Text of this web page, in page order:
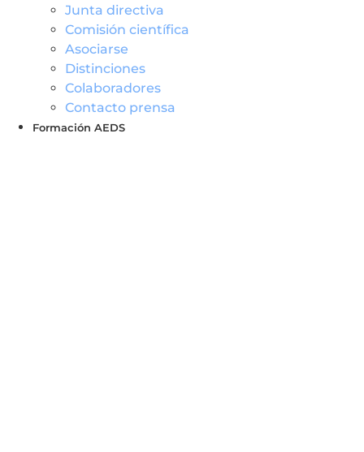
Junta directiva
Comisión científica
Asociarse
Distinciones
Colaboradores
Contacto prensa
Formación AEDS